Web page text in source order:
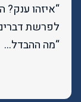
“איזהו
“מה ההבדל…